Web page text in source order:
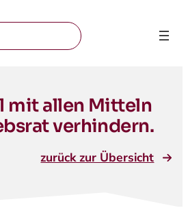
mit allen Mitteln
verhindern.
zurück zur Übersicht